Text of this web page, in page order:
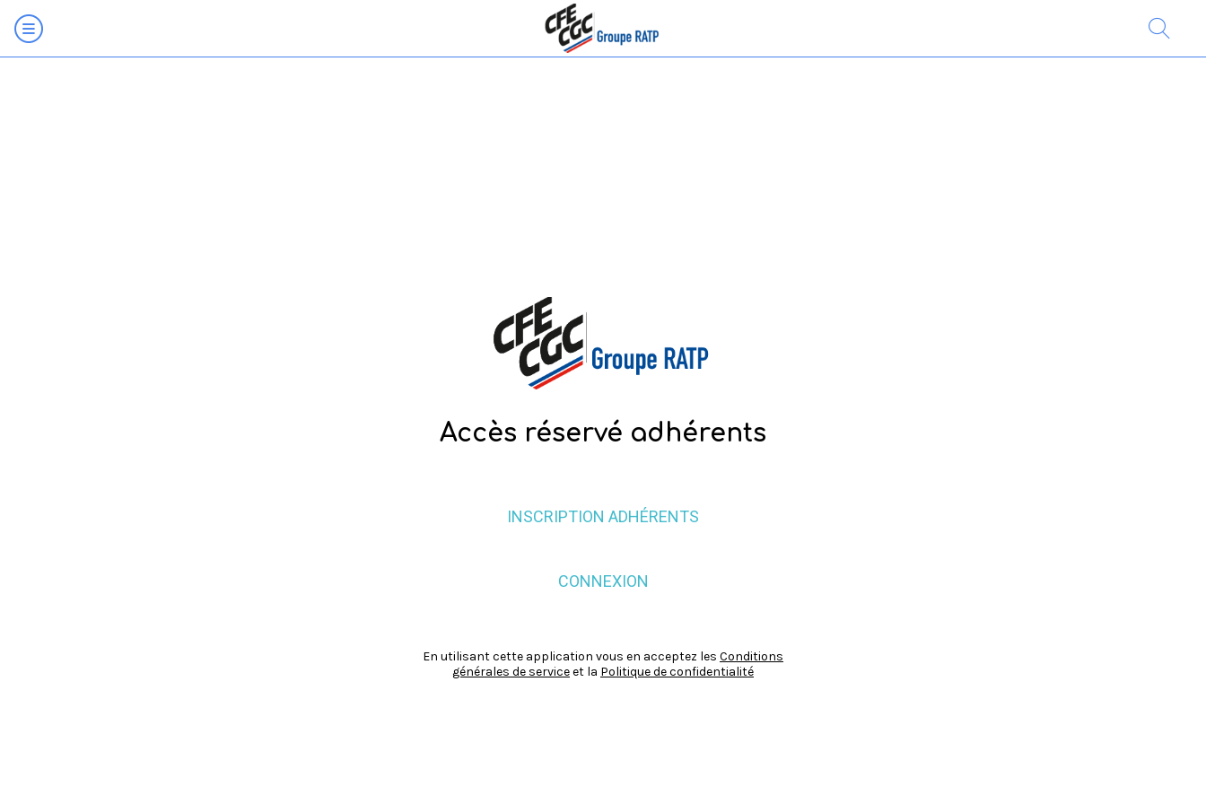
Accès réservé adhérents
INSCRIPTION ADHÉRENTS
CONNEXION
En utilisant cette application vous en acceptez les Conditions
générales de serviceet la Politique de confidentialité